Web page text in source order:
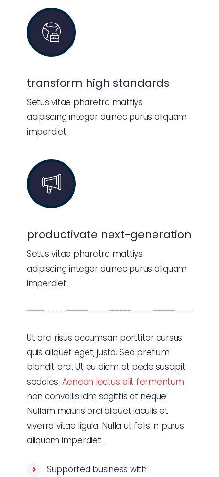
transform high standards
Setus vitae pharetra mattiys
adipiscing integer duinec purus aliquam
imperdiet.
productivate next-generation
Setus vitae pharetra mattiys
adipiscing integer duinec purus aliquam
imperdiet.
Ut orci risus accumsan porttitor cursus
quis aliquet eget, justo. Sed pretium
blandit orci. Ut eu diam at pede suscipit
sodales. Aenean lectus elit fermentum
non convallis idm sagittis at neque.
Nullam mauris orci aliquet iaculis et
viverra vitae ligula. Nulla ut felis in purus
aliquam imperdiet.
Supported business with